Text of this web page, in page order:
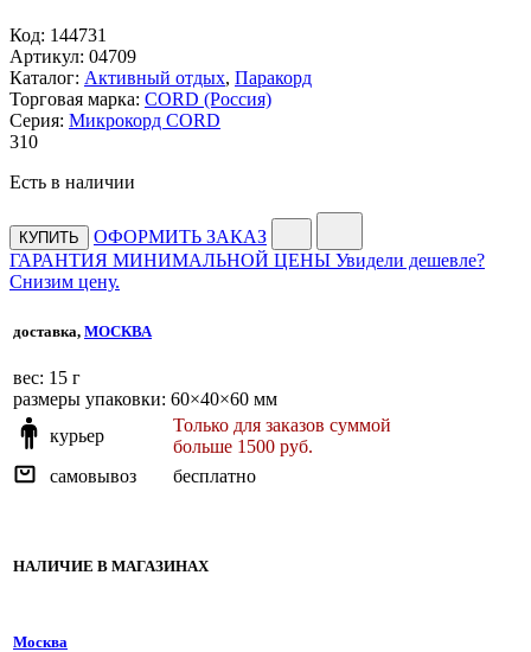
Код: 144731
Артикул: 04709
Каталог: Активный отдых, Паракорд
Торговая марка: CORD (Россия)
Серия: Микрокорд CORD
310
Есть в наличии
КУПИТЬ
ОФОРМИТЬ ЗАКАЗ
ГАРАНТИЯ МИНИМАЛЬНОЙ ЦЕНЫ Увидели дешевле?
Снизим цену.
доставка, МОСКВА
веc: 15 г
размеры упаковки: 60×40×60 мм
курьер
Только для заказов суммой
больше 1500 руб.
самовывоз
бесплатно
НАЛИЧИЕ В МАГАЗИНАХ
Москва